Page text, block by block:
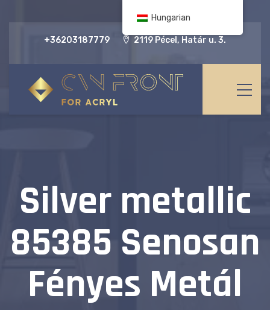
+36203187779 2119 Pécel, Határ u. 3.
Silver metallic
85385 Senosan
Fényes Metál
Hungarian